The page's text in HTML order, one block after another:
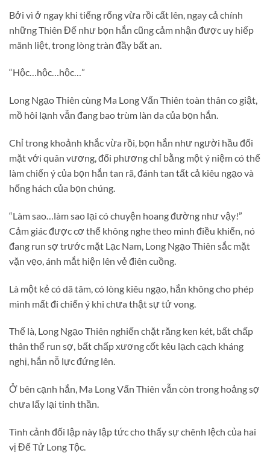
Bởi vì ở ngay khi tiếng rống vừa rồi cất lên, ngay cả chính
những Thiên Đế như bọn hắn cũng cảm nhận được uy hiếp
mãnh liệt, trong lòng tràn đầy bất an.
“Hộc…hộc…hộc…”
Long Ngạo Thiên cùng Ma Long Vấn Thiên toàn thân co giật,
mồ hôi lạnh vẫn đang bao trùm làn da của bọn hắn.
Chỉ trong khoảnh khắc vừa rồi, bọn hắn như người hầu đối
mặt với quân vương, đối phương chỉ bằng một ý niệm có thể
làm chiến ý của bọn hắn tan rã, đánh tan tất cả kiêu ngạo và
hống hách của bọn chúng.
“Làm sao…làm sao lại có chuyện hoang đường như vậy!”
Cảm giác được cơ thể không nghe theo mình điều khiển, nó
đang run sợ trước mặt Lạc Nam, Long Ngạo Thiên sắc mặt
vặn vẹo, ánh mắt hiện lên vẻ điên cuồng.
Là một kẻ có dã tâm, có lòng kiêu ngạo, hắn không cho phép
mình mất đi chiến ý khi chưa thật sự tử vong.
Thế là, Long Ngạo Thiên nghiến chặt răng ken két, bất chấp
thân thể run sợ, bất chấp xương cốt kêu lạch cạch kháng
nghị, hắn nỗ lực đứng lên.
Ở bên cạnh hắn, Ma Long Vấn Thiên vẫn còn trong hoảng sợ
chưa lấy lại tinh thần.
Tình cảnh đối lập này lập tức cho thấy sự chênh lệch của hai
vị Đế Tử Long Tộc.